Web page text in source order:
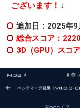
ございます！ ↓
追加日：2025年9
総合スコア：
3D（GPU）スコ